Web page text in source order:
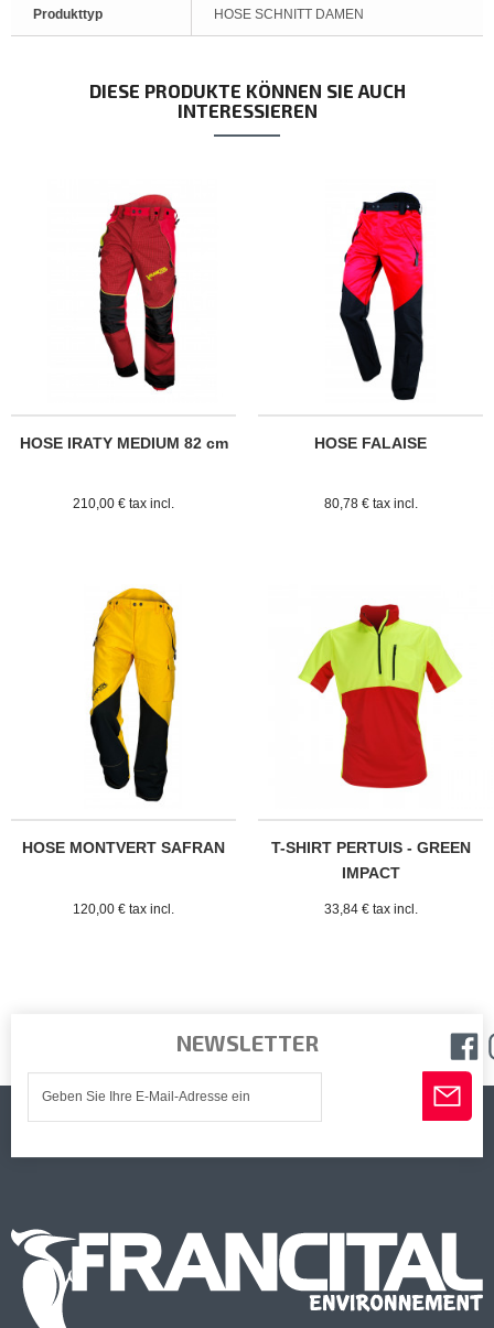
Produkttyp HOSE SCHNITT DAMEN
DIESE PRODUKTE KÖNNEN SIE AUCH
INTERESSIEREN
HOSE IRATY MEDIUM 82 cm
210,00 € tax incl.
HOSE FALAISE
80,78 € tax incl.
HOSE MONTVERT SAFRAN
120,00 € tax incl.
T-SHIRT PERTUIS - GREEN
IMPACT
33,84 € tax incl.
NEWSLETTER